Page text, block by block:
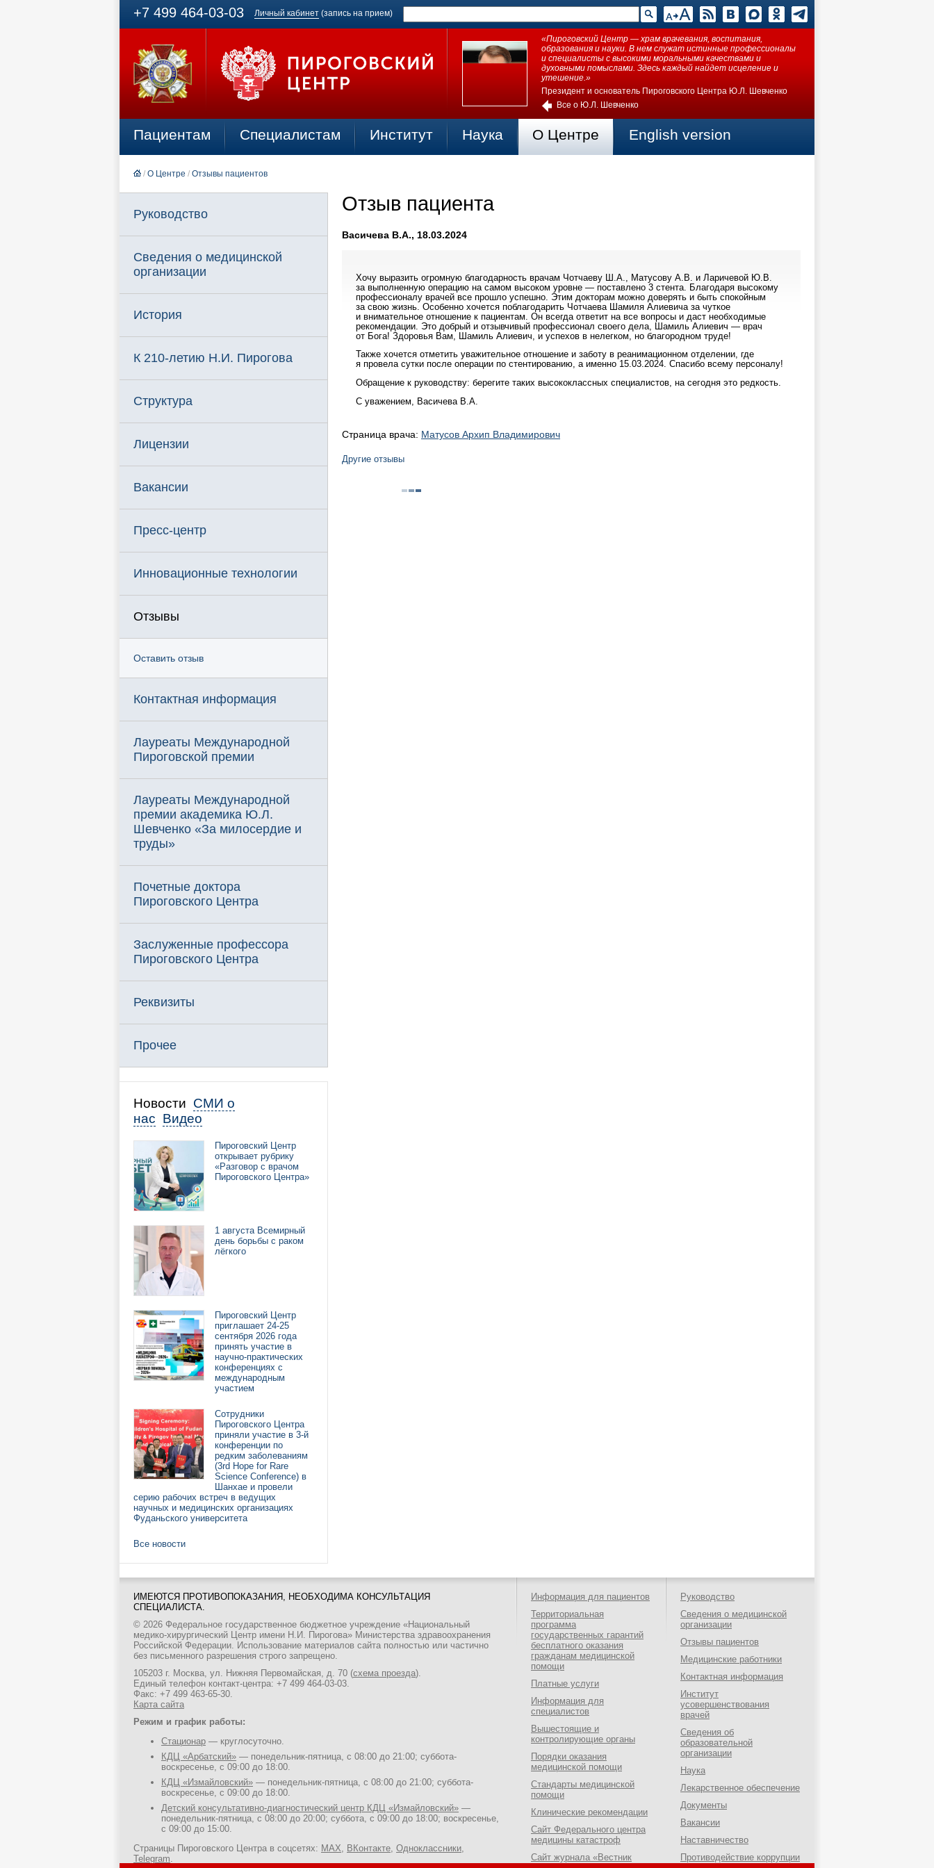
+7 499 464-03-03 Личный кабинет (запись на прием)
«Пироговский Центр — храм врачевания, воспитания,
образования и науки. В нем служат истинные профессионалы
и специалисты с высокими моральными качествами и
духовными помыслами. Здесь каждый найдет исцеление и
утешение.»
Президент и основатель Пироговского Центра Ю.Л. Шевченко
Все о Ю.Л. Шевченко
Пациентам Специалистам Институт Наука О Центре English version
/ О Центре / Отзывы пациентов
Руководство
Сведения о медицинской
организации
История
К 210-летию Н.И. Пирогова
Структура
Лицензии
Вакансии
Пресс-центр
Инновационные технологии
Отзывы
Оставить отзыв
Контактная информация
Лауреаты Международной
Пироговской премии
Лауреаты Международной
премии академика Ю.Л.
Шевченко «За милосердие и
труды»
Почетные доктора
Пироговского Центра
Заслуженные профессора
Пироговского Центра
Реквизиты
Прочее
Новости СМИ о
нас Видео
Пироговский Центр
открывает рубрику
«Разговор с врачом
Пироговского Центра»
1 августа Всемирный
день борьбы с раком
лёгкого
Пироговский Центр
приглашает 24-25
сентября 2026 года
принять участие в
научно-практических
конференциях с
международным
участием
Сотрудники
Пироговского Центра
приняли участие в 3-й
конференции по
редким заболеваниям
(3rd Hope for Rare
Science Conference) в
Шанхае и провели
серию рабочих встреч в ведущих
научных и медицинских организациях
Фуданьского университета
Все новости
Отзыв пациента
Васичева В.А., 18.03.2024
Хочу выразить огромную благодарность врачам Чотчаеву Ш.А., Матусову А.В. и Ларичевой Ю.В.
за выполненную операцию на самом высоком уровне — поставлено 3 стента. Благодаря высокому
профессионалу врачей все прошло успешно. Этим докторам можно доверять и быть спокойным
за свою жизнь. Особенно хочется поблагодарить Чотчаева Шамиля Алиевича за чуткое
и внимательное отношение к пациентам. Он всегда ответит на все вопросы и даст необходимые
рекомендации. Это добрый и отзывчивый профессионал своего дела, Шамиль Алиевич — врач
от Бога! Здоровья Вам, Шамиль Алиевич, и успехов в нелегком, но благородном труде!
Также хочется отметить уважительное отношение и заботу в реанимационном отделении, где
я провела сутки после операции по стентированию, а именно 15.03.2024. Спасибо всему персоналу!
Обращение к руководству: берегите таких высококлассных специалистов, на сегодня это редкость.
С уважением, Васичева В.А.
Страница врача: Матусов Архип Владимирович
Другие отзывы
ИМЕЮТСЯ ПРОТИВОПОКАЗАНИЯ, НЕОБХОДИМА КОНСУЛЬТАЦИЯ
СПЕЦИАЛИСТА.
© 2026 Федеральное государственное бюджетное учреждение «Национальный
медико-хирургический Центр имени Н.И. Пирогова» Министерства здравоохранения
Российской Федерации. Использование материалов сайта полностью или частично
без письменного разрешения строго запрещено.
105203 г. Москва, ул. Нижняя Первомайская, д. 70 (схема проезда).
Единый телефон контакт-центра: +7 499 464-03-03.
Факс: +7 499 463-65-30.
Карта сайта
Режим и график работы:
Стационар — круглосуточно.
КДЦ «Арбатский» — понедельник-пятница, с 08:00 до 21:00; суббота-
воскресенье, с 09:00 до 18:00.
КДЦ «Измайловский» — понедельник-пятница, с 08:00 до 21:00; суббота-
воскресенье, с 09:00 до 18:00.
Детский консультативно-диагностический центр КДЦ «Измайловский» —
понедельник-пятница, с 08:00 до 20:00; суббота, с 09:00 до 18:00; воскресенье,
с 09:00 до 15:00.
Страницы Пироговского Центра в соцсетях: MAX ВКонтакте Одноклассники
Telegram
Информация для пациентов
Территориальная
программа
государственных гарантий
бесплатного оказания
гражданам медицинской
помощи
Платные услуги
Информация для
специалистов
Вышестоящие и
контролирующие органы
Порядки оказания
медицинской помощи
Стандарты медицинской
помощи
Клинические рекомендации
Сайт Федерального центра
медицины катастроф
Сайт журнала «Вестник
Руководство
Сведения о медицинской
организации
Отзывы пациентов
Медицинские работники
Контактная информация
Институт
усовершенствования
врачей
Сведения об
образовательной
организации
Наука
Лекарственное обеспечение
Документы
Вакансии
Наставничество
Противодействие коррупции